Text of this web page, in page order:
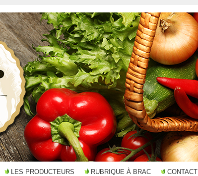
LES PRODUCTEURS RUBRIQUE À BRAC CONTACT